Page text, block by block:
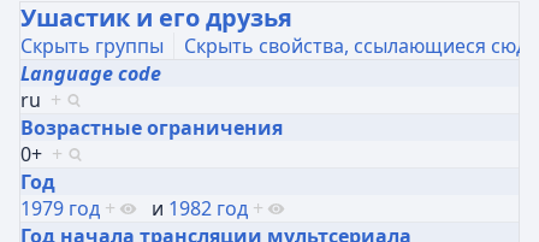
Ушастик и его друзья
Скрыть группы
Скрыть свойства, ссылающиеся сюда
Language code
ru +
Возрастные ограничения
0+ +
Год
1979 год + и 1982 год +
Год начала трансляции мультсериала